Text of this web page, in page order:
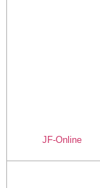
JF-Online